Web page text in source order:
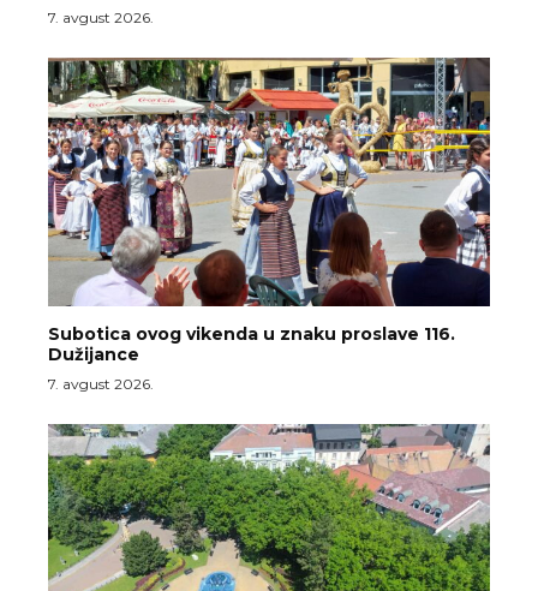
7. avgust 2026.
Subotica ovog vikenda u znaku proslave 116.
Dužijance
7. avgust 2026.